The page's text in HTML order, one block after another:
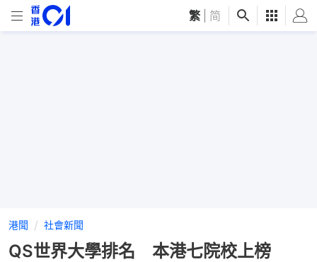
繁 简
港聞 社會新聞
QS世界大學排名 本港七院校上榜